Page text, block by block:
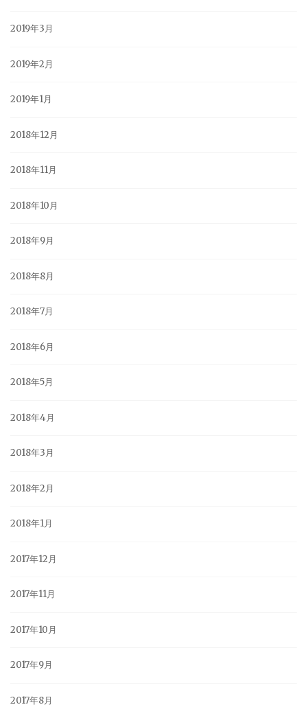
2019年3月
2019年2月
2019年1月
2018年12月
2018年11月
2018年10月
2018年9月
2018年8月
2018年7月
2018年6月
2018年5月
2018年4月
2018年3月
2018年2月
2018年1月
2017年12月
2017年11月
2017年10月
2017年9月
2017年8月